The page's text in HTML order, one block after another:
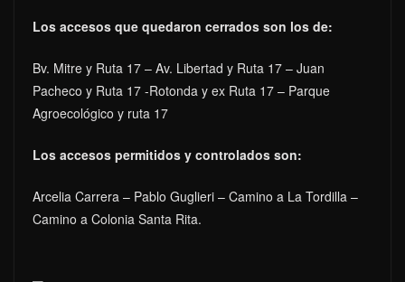
Los accesos que quedaron cerrados son los de:
Bv. Mitre y Ruta 17 – Av. Libertad y Ruta 17 – Juan
Pacheco y Ruta 17 -Rotonda y ex Ruta 17 – Parque
Agroecológico y ruta 17
Los accesos permitidos y controlados son:
Arcelia Carrera – Pablo Guglieri – Camino a La Tordilla –
Camino a Colonia Santa Rita.